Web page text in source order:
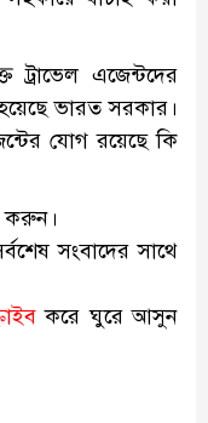
ট্রাভেল এজেন্টদের
ভারত সরকার।
যোগ রয়েছে কি
করুন।
সংবাদের সাথে
করে ঘুরে আসুন